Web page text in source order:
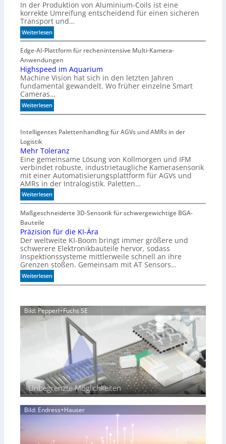
In der Produktion von Aluminium-Coils ist eine
korrekte Umreifung entscheidend für einen sicheren
Transport und…
Weiterlesen:
C
o
i
l
s
z
ä
h
l
n
Edge-AI-Plattform für rechenintensive Multi-Kamera-
Anwendungen
Highspeed im Aquarium
Machine Vision hat sich in den letzten Jahren
fundamental gewandelt. Wo früher einzelne Smart
Cameras…
Weiterlesen:
H
g
s
p
e
e
d
i
m
A
u
a
r
i
u
m
Intelligentes Palettenhandling für AGVs und AMRs in der
Logistik
Mehr Toleranz
Eine gemeinsame Lösung von Kollmorgen und IFM
verbindet robuste, industrietaugliche Kamerasensorik
mit einer Automatisierungsplattform für AGVs und
AMRs in der Intralogistik. Paletten…
Weiterlesen:
M
e
r
T
o
l
e
r
a
Maßgeschneiderte 3D-Sensorik für schwergewichtige BGA-
Bauteile
Präzision für die KI-Ära
Der weltweite KI-Boom bringt immer größere und
schwerere Elektronikbauteile hervor, sodass
Inspektionssysteme mittlerweile schnell an ihre
Grenzen stoßen. Gemeinsam mit AT Sensors…
Weiterlesen:
P
z
ü
r
d
e
-
Bild: Pepperl+Fuchs SE
Unbegrenzte Möglichkeiten
Bild: Endress+Hauser